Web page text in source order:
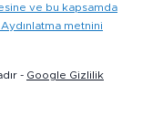
ve bu kapsamda
metnini
- Google Gizlilik